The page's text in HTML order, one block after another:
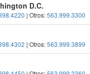
D.C.
| Otros:563.999.3300
| Otros:563.999.3899